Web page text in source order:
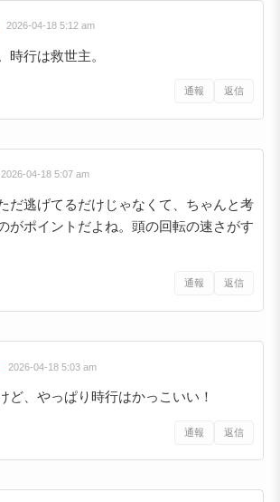
2026-04-18 5:12 am
時行は救世主。
通報 返信
2026-04-18 5:07 am
だ逃げてるだけじゃなくて、ちゃんと考
がポイントだよね。頭の回転の速さがす
通報 返信
2026-04-18 5:03 am
ど、やっぱり時行はかっこいい！
通報 返信